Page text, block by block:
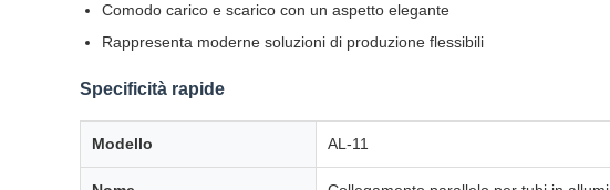
Comodo carico e scarico con un aspetto elegante
Rappresenta moderne soluzioni di produzione flessibili
Specificità rapide
Modello AL-11